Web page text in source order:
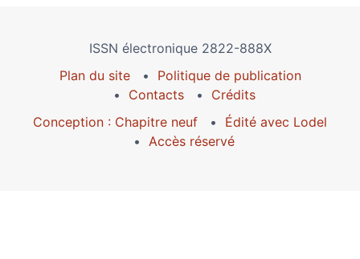
ISSN électronique 2822-888X
Plan du site
Politique de publication
Contacts
Crédits
Conception : Chapitre neuf
Édité avec Lodel
Accès réservé